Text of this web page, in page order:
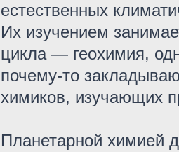
естественных
Их изучением
цикла — геохимия,
почему-то
химиков, изучающих
Планетарной химией